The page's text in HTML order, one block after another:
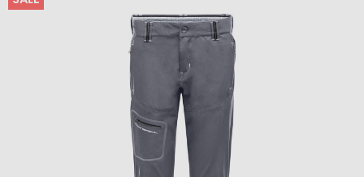
Zum
Zum